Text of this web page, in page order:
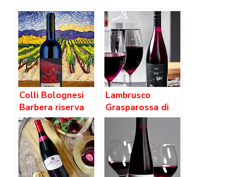
Colli Bolognesi
Barbera riserva
Terre di
Montebudello
Lambrusco
Grasparossa di
Castelvetro